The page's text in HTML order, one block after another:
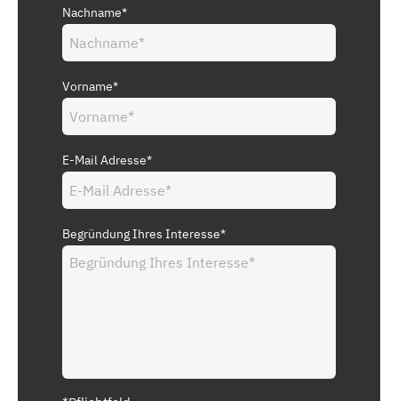
Nachname*
Vorname*
E-Mail Adresse*
Begründung Ihres Interesse*